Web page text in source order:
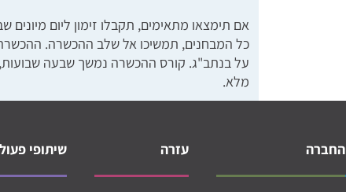
אם תימצאו מתאימים, תקבלו זימון ליום
כל המבחנים, תמשיכו אל שלב ההכשרה.
מלא.
החברה עזרה שיתופי